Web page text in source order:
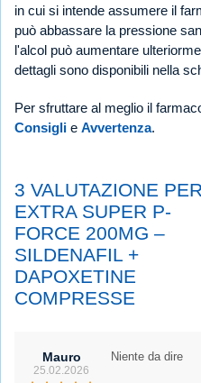
in cui si intende assumere il
può abbassare la pressione
l'alcol può aumentare
dettagli sono disponibili nella
Per sfruttare al meglio il
Consigli e Avvertenza.
3 VALUTAZIONE PER
EXTRA SUPER P-
FORCE 200MG –
SILDENAFIL +
DAPOXETINE
COMPRESSE
Mauro
25.02.2026
Niente da dire